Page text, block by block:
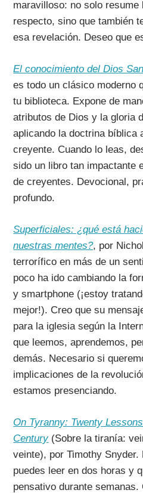
maravilloso: no solo resume
respecto, sino que también
esa revelación. Deseo que
El conocimiento del Dios
es todo un clásico moderno
tu biblioteca. Expone de
atributos de Dios y la gloria
aplicando la doctrina bíblica
creyente. Cuando lo leas,
sido un libro tan impactante
de creyentes. Devocional,
profundo.
Superficiales: ¿qué está
nuestras mentes?, por
terrorífico en más de un
poco ha ido cambiando la
y smartphone (¡estoy
mejor!). Creo que su
para la iglesia según la
que leemos, aprendemos,
demás. Necesario si
implicaciones de la
estamos presenciando.
On Tyranny: Twenty
Century (Sobre la tiranía:
veinte), por Timothy
puedes leer en dos horas y
pensativo durante